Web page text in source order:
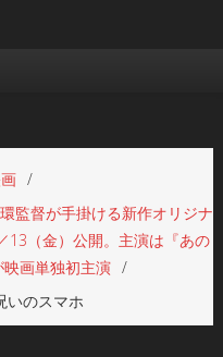
監督が手掛ける新作オリジナ
13（金）公開。主演は『あの
画単独初主演
いのスマホ